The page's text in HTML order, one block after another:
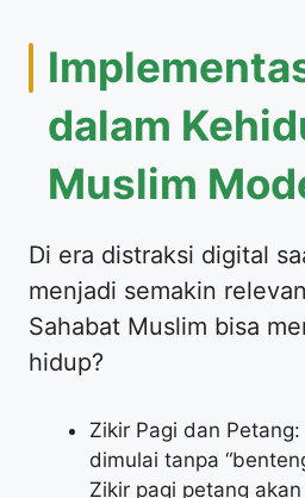
dalam
Muslim
Di era distraksi digital
menjadi semakin
Sahabat Muslim bisa
hidup?
Zikir Pagi dan
dimulai tanpa
Zikir pagi petang